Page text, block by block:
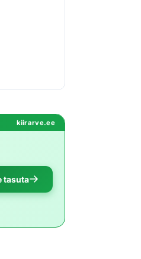
kiirarve.ee
tasuta